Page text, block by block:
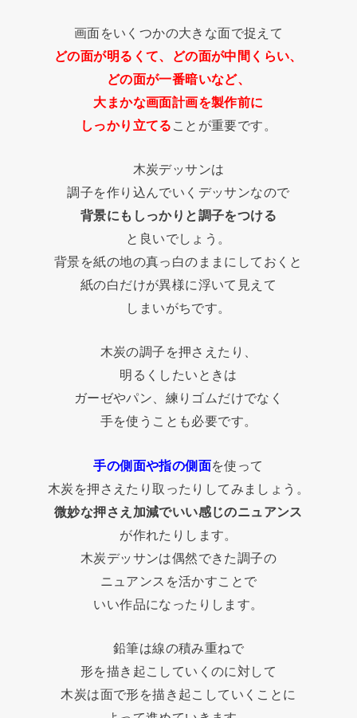
画面をいくつかの大きな面で捉えて
どの面が明るくて、どの面が中間くらい、
どの面が一番暗いなど、
大まかな画面計画を製作前に
しっかり立てる ことが重要です。
木炭デッサンは
調子を作り込んでいくデッサンなので
背景にもしっかりと調子をつける
と良いでしょう。
背景を紙の地の真っ白のままにしておくと
紙の白だけが異様に浮いて見えて
しまいがちです。
木炭の調子を押さえたり、
明るくしたいときは
ガーゼやパン、練りゴムだけでなく
手を使うことも必要です。
手の側面や指の側面を使って
木炭を押さえたり取ったりしてみましょう。
微妙な押さえ加減でいい感じのニュアンス
が作れたりします。
木炭デッサンは偶然できた調子の
ニュアンスを活かすことで
いい作品になったりします。
鉛筆は線の積み重ねで
形を描き起こしていくのに対して
木炭は面で形を描き起こしていくことに